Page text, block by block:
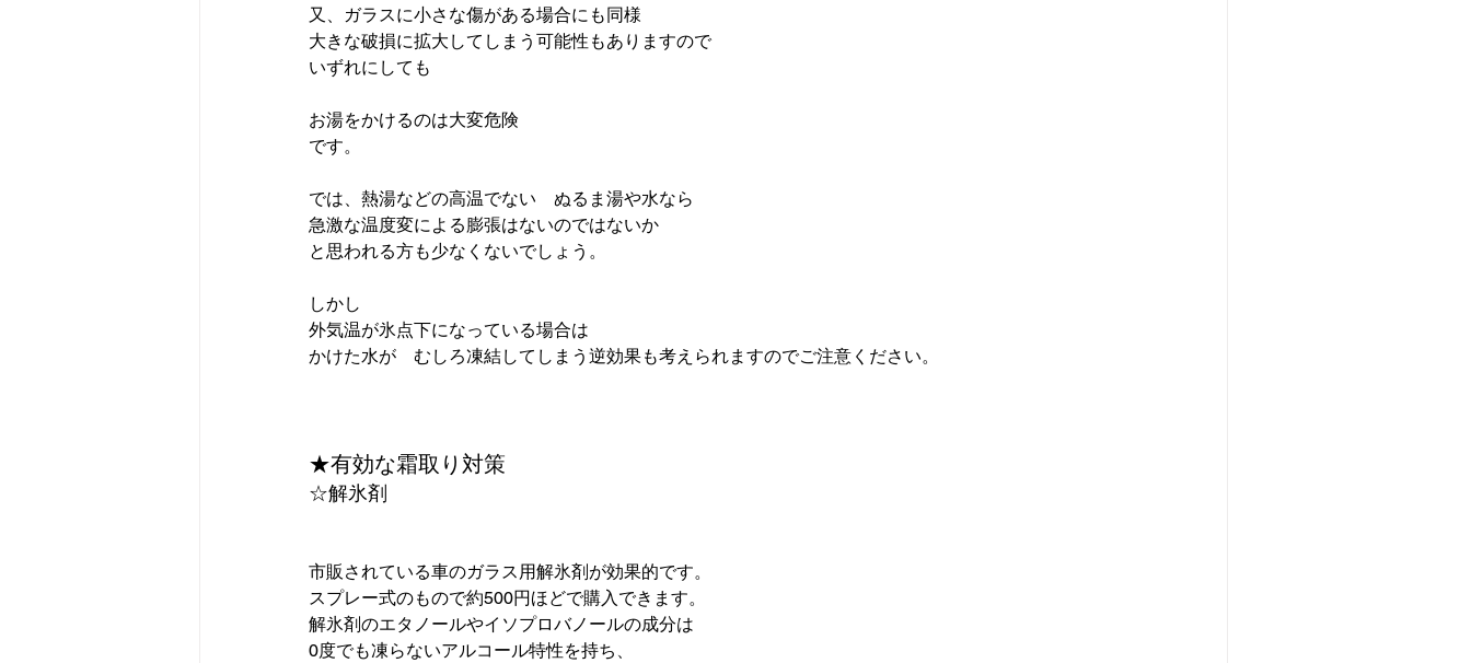
又、ガラスに小さな傷がある場合にも同様
大きな破損に拡大してしまう可能性もありますので
お湯をかけるのは大変危険
です。
では、熱湯などの高温でない　ぬるま湯や水なら
急激な温度変による膨張はないのではないか
と思われる方も少なくないでしょう。
しかし
外気温が氷点下になっている場合は
かけた水が　むしろ凍結してしまう逆効果も考えられますのでご注意ください。
★有効な霜取り対策
☆解氷剤
市販されている車のガラス用解氷剤が効果的です。
スプレー式のもので約500円ほどで購入できます。
解氷剤のエタノールやイソプロバノールの成分は
0度でも凍らないアルコール特性を持ち、